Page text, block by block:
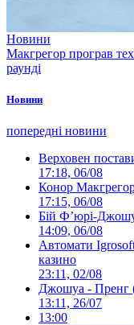
Новини
Макгрегор програв
раунді
Новини
попередні новини
Верховен
17:18, 06/08
Конор Макгрегор
17:15, 06/08
Бій Ф’юрі-
14:09, 06/08
Автомати
казино
23:11, 02/08
Джошуа - Пренг
13:11, 26/07
13:00